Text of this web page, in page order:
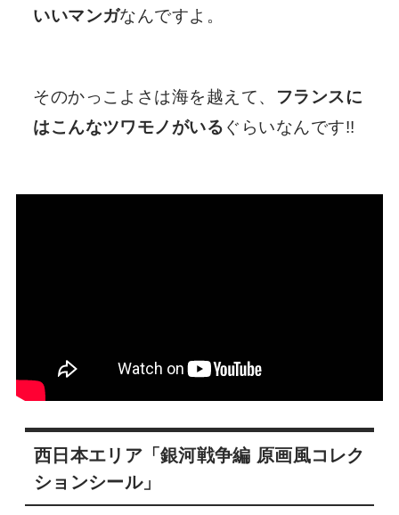
いいマンガなんですよ。
そのかっこよさは海を越えて、
フランスに
はこんなツワモノがいる ぐらいなんです!!
西日本エリア「銀河戦争編 原画風コレク
ションシール」